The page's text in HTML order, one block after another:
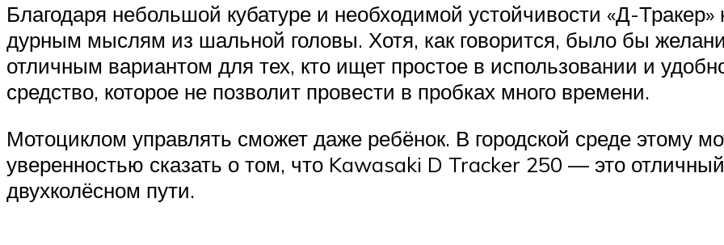
Благодаря небольшой кубатуре и необходимой устойчивости «Д-
дурным мыслям из шальной головы. Хотя, как говорится, было бы
отличным вариантом для тех, кто ищет простое в использовании и
средство, которое не позволит провести в пробках много времени.
Мотоциклом управлять сможет даже ребёнок. В городской среде этому
уверенностью сказать о том, что Kawasaki D Tracker 250 — это
двухколёсном пути.